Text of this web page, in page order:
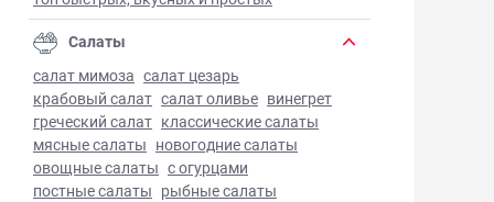
Салаты
салат мимоза салат цезарь
крабовый салат салат оливье винегрет
греческий салат классические салаты
мясные салаты новогодние салаты
овощные салаты с огурцами
постные салаты рыбные салаты